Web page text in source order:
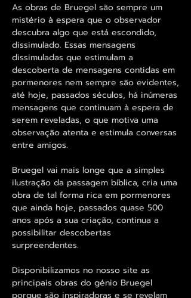
As obras de Bruegel são sempre um
mistério à espera que o observador
descubra algo que está escondido,
dissimulado. Essas mensagens
dissimuladas que estimulam a
descoberta de mensagens contidas em
pormenores nem sempre são evidentes,
até hoje, passados séculos, há inúmeras
mensagens que continuam à espera de
serem reveladas, o que motiva uma
observação atenta e estimula conversas
entre amigos.
Bruegel vai mais longe que a simples
ilustração da passagem bíblica, cria uma
obra de tal forma rica em pormenores
que ainda hoje, passados quase 500
anos após a sua criação, continua a
possibilitar descobertas
surpreendentes.
Disponibilizamos no nosso site as
principais obras do génio Bruegel
porque são inspiradoras e se revelam